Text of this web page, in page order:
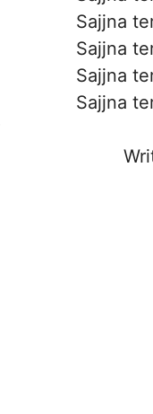
Sajjna
Sajjna
Sajjna
Sajjna